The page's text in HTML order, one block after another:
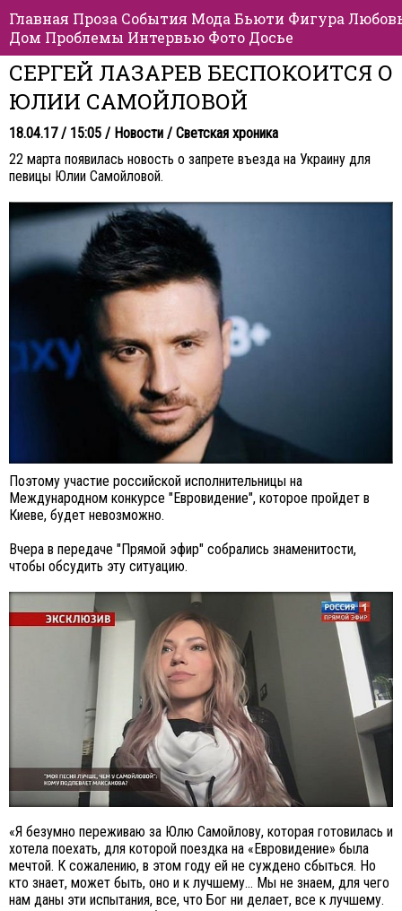
Главная Проза События Мода Бьюти Фигура
Дом Проблемы Интервью Фото Досье
СЕРГЕЙ ЛАЗАРЕВ БЕСПОКОИТСЯ О
ЮЛИИ САМОЙЛОВОЙ
18.04.17 / 15:05 / Новости / Светская хроника
22 марта появилась новость о запрете въезда на Украину для
певицы Юлии Самойловой.
Поэтому участие российской исполнительницы на
Международном конкурсе "Евровидение", которое пройдет в
Киеве, будет невозможно.
Вчера в передаче "Прямой эфир" собрались знаменитости,
чтобы обсудить эту ситуацию.
«Я безумно переживаю за Юлю Самойлову, которая готовилась и
хотела поехать, для которой поездка на «Евровидение» была
мечтой. К сожалению, в этом году ей не суждено сбыться. Но
кто знает, может быть, оно и к лучшему… Мы не знаем, для чего
нам даны эти испытания, все, что Бог ни делает, все к лучшему.